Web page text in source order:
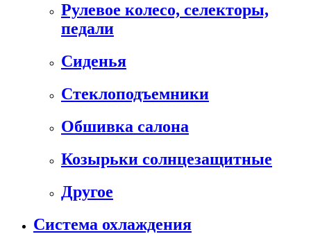
Рулевое колесо, селекторы,
педали
Сиденья
Стеклоподъемники
Обшивка салона
Козырьки солнцезащитные
Другое
Система охлаждения